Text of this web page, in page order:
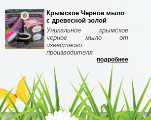
Крымское Черное мыло
с древесной золой
Уникальное крымское
черное мыло от
известного
производителя
подробнее